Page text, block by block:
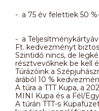
- a 75 év felettiek 50
- a
Ft. kedvezményt
Szintidő nincs, de
résztvevőknek be kell
Túrázóink a
árából 10 %
A túra a TTT Kupa, a
MINI Kupa és a Fél/
A túrán TTT-s